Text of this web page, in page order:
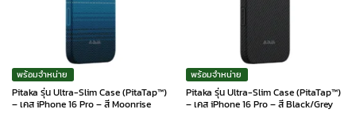
พร้อมจำหน่าย
Pitaka รุ่น Ultra-Slim Case (PitaTap™)
– เคส iPhone 16 Pro – สี Moonrise
พร้อมจำหน่าย
Pitaka รุ่น Ultra-Slim Case (PitaTap™)
– เคส iPhone 16 Pro – สี Black/Grey